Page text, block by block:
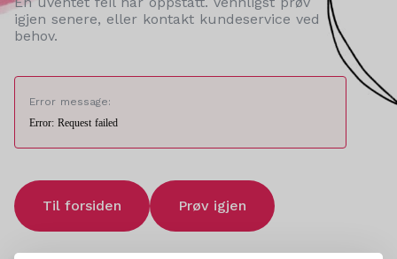
igjen senere, eller kontakt kundeservice ved
behov.
Error message:
Error: Request failed
Til forsiden Prøv igjen